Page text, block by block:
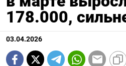
178.000,
03.04.2026